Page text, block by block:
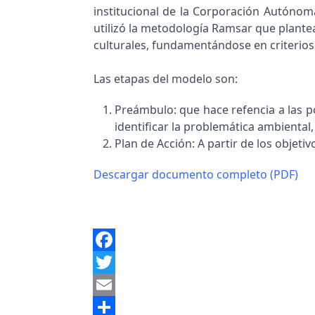
institucional de la Corporación
utilizó la metodología Ramsar que
culturales, fundamentándose en
Las etapas del modelo son:
Preámbulo: que hace refencia a las
identificar la problemática
Plan de Acción: A partir de los
Descargar documento completo (PDF)
Facebook
Twitter
Email